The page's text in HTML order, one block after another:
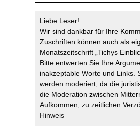
Liebe Leser!
Wir sind dankbar für Ihre
Zuschriften können auch als
Monatszeitschrift „Tichys
Bitte entwerten Sie Ihre
inakzeptable Worte und Links.
werden moderiert, da die
die Moderation zwischen
Aufkommen, zu zeitlichen
Hinweis